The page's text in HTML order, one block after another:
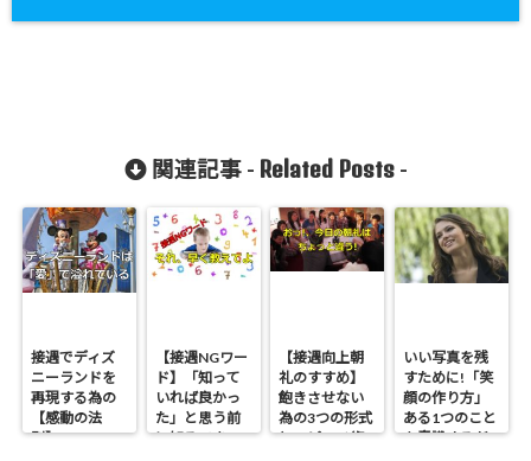
関連記事 - Related Posts-
接遇でディズ
ニーランドを
再現する為の
【感動の法
則】
【接遇NGワー
ド】「知って
いれば良かっ
た」と思う前
に知るべきこ
【接遇向上朝
礼のすすめ】
飽きさせない
為の3つの形式
とスピーチ術
いい写真を残
すために!「笑
顔の作り方」
ある1つのこと
を意識するだ